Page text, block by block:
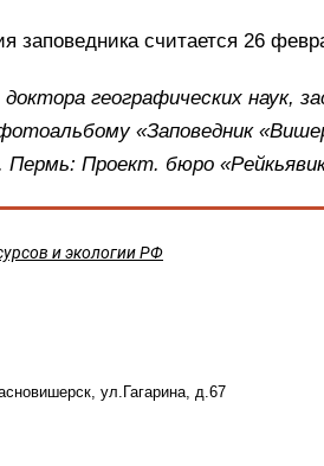
считается 26
географических наук,
«Заповедник
Пермь: Проект. бюро
и экологии РФ
ул.Гагарина, д.67